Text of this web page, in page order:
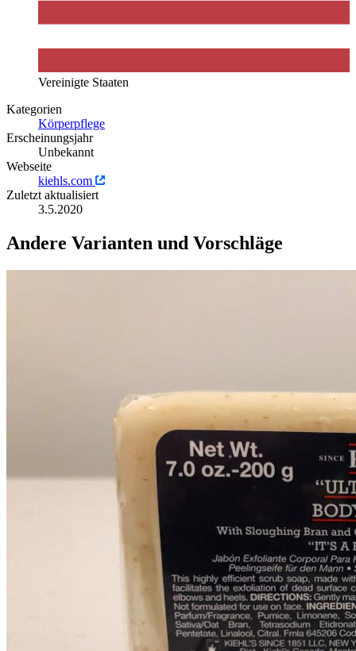
Vereinigte Staaten
Kategorien
Körperpflege
Erscheinungsjahr
Unbekannt
Webseite
kiehls.com
Zuletzt aktualisiert
3.5.2020
Andere Varianten und Vorschläge